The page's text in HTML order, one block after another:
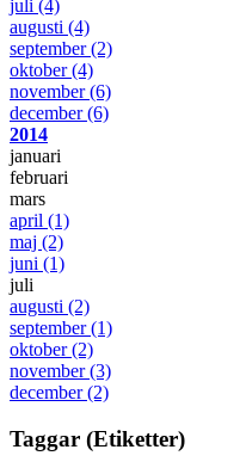
juli (4)
augusti (4)
september(2)
oktober(4)
november(6)
december(6)
2014
januari
februari
mars
april (1)
maj (2)
juni (1)
juli
augusti (2)
september(1)
oktober(2)
november(3)
december(2)
Taggar (Etiketter)